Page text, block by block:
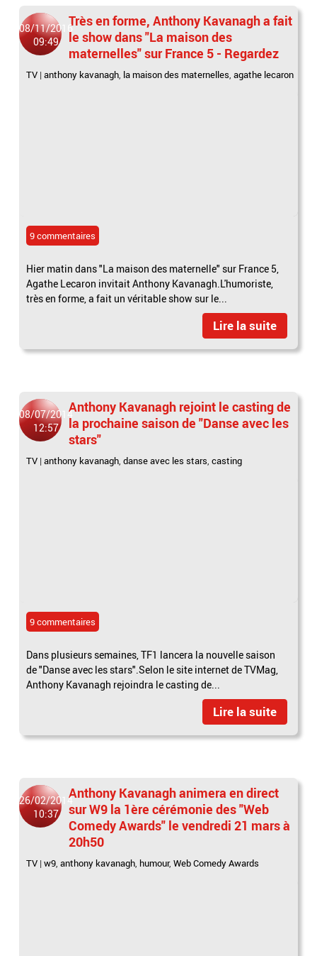
08/11/2016
09:49
Très en forme, Anthony Kavanagh a fait
le show dans "La maison des
maternelles" sur France 5 - Regardez
TV |anthony kavanagh, la maison des maternelles,agathe lecaron
9 commentaires
Hier matin dans "La maison des maternelle" sur France 5,
Agathe Lecaron invitait Anthony Kavanagh.L'humoriste,
très en forme, a fait un véritable show sur le...
Lire la suite
08/07/2014
12:57
Anthony Kavanagh rejoint le casting de
la prochaine saison de "Danse avec les
stars"
TV |anthony kavanagh,danse avec les stars,casting
9 commentaires
Dans plusieurs semaines, TF1 lancera la nouvelle saison
de "Danse avec les stars".Selon le site internet de TVMag,
Anthony Kavanagh rejoindra le casting de...
Lire la suite
26/02/2014
10:37
Anthony Kavanagh animera en direct
sur W9 la 1ère cérémonie des "Web
Comedy Awards" le vendredi 21 mars à
20h50
TV |w9,anthony kavanagh, humour,Web Comedy Awards